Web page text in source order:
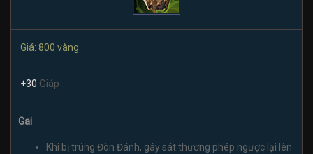
Giá: 800 vàng
+30 Giáp
Gai
Khi bị trúng Đòn Đánh, gây sát thương phép ngược lại lên